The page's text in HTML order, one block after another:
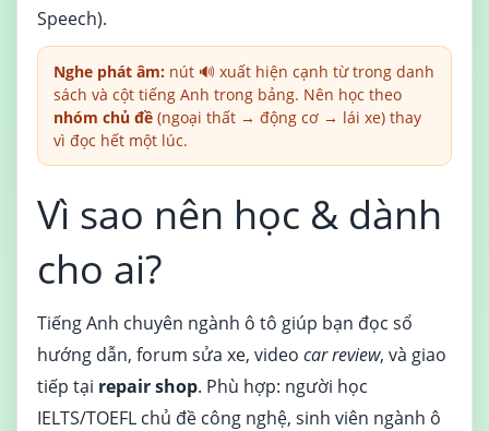
Speech).
Nghe phát âm: nút 🔊 xuất hiện cạnh từ trong danh
sách và cột tiếng Anh trong bảng. Nên học theo
nhóm chủ đề (ngoại thất → động cơ → lái xe) thay
vì đọc hết một lúc.
Vì sao nên học & dành
cho ai?
Tiếng Anh chuyên ngành ô tô giúp bạn đọc sổ
hướng dẫn, forum sửa xe, video car review, và giao
tiếp tại repair shop. Phù hợp: người học
IELTS/TOEFL chủ đề công nghệ, sinh viên ngành ô